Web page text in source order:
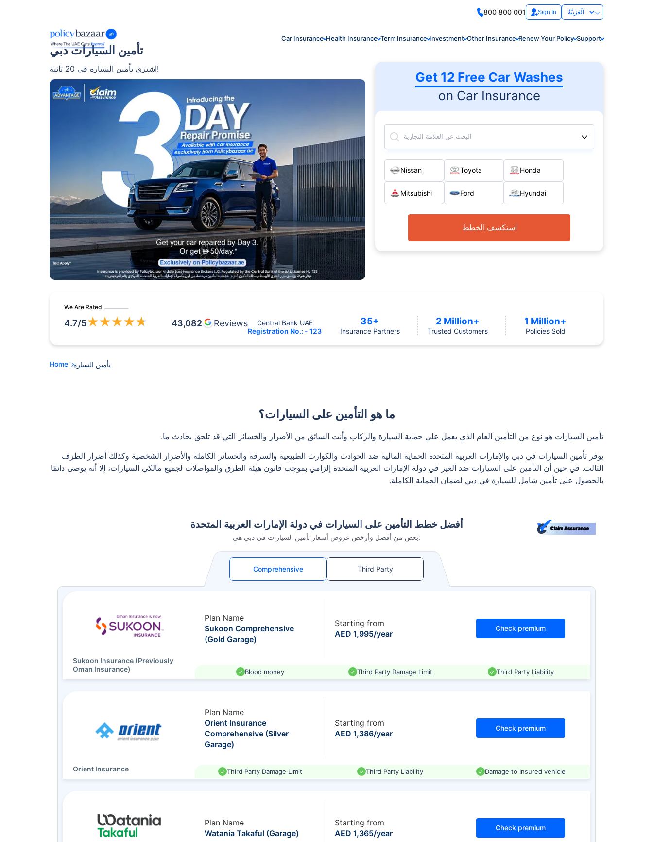
800 800 001 Sign In
Car Insurance Health Insurance Term Insurance Investment Other Insurance Renew Your Policy Support
تأمين السيارات دبي
اشتري تأمين السيارة في 20 ثانية!
Get 12 Free Car Washes
on Car Insurance
البحث عن العلامة التجارية
Nissan Toyota Honda
Mitsubishi Ford Hyundai
استكشف الخطط
We Are Rated
4.7/5★★★★★ 43,082 Reviews
Central Bank UAE
Registration No.: - 123
35+
Insurance Partners
2 Million+
Trusted Customers
1 Million+
Policies Sold
Home تأمين السيارة
ما هو التأمين على السيارات؟
تأمين السيارات هو نوع من التأمين العام الذي يعمل على حماية السيارة والركاب وأنت السائق من الأضرار والخسائر التي قد تلحق بحادث ما.
يوفر تأمين السيارات في دبي والإمارات العربية المتحدة الحماية المالية ضد الحوادث والكوارث الطبيعية والسرقة والخسائر الكاملة والأضرار الشخصية وكذلك أضرار الطرف
الثالث. في حين أن التأمين على السيارات ضد الغير في دولة الإمارات العربية المتحدة إلزامي بموجب قانون هيئة الطرق والمواصلات لجميع مالكي السيارات، إلا أنه يوصى دائمًا
بالحصول على تأمين شامل للسيارة في دبي لضمان الحماية الكاملة.
أفضل خطط التأمين على السيارات في دولة الإمارات العربية المتحدة
بعض من أفضل وأرخص عروض أسعار تأمين السيارات في دبي هي:
Comprehensive Third Party
Sukoon Insurance (Previously
Oman Insurance)
Plan Name
Sukoon Comprehensive
(Gold Garage)
Starting from
AED 1,995/year
Check premium
Blood money Third Party Damage Limit Third Party Liability
Orient Insurance
Plan Name
Orient Insurance
Comprehensive (Silver
Garage)
Starting from
AED 1,386/year
Check premium
Third Party Damage Limit Third Party Liability Damage to Insured vehicle
Plan Name
Watania Takaful (Garage)
Starting from
AED 1,365/year
Check premium